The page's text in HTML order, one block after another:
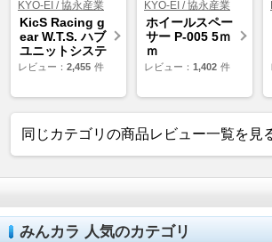
KYO-EI / 協永産業
KicS Racing g
ear W.T.S. ハブ
ユニットシステ
ム
レビュー： 2,455 件
KYO-EI / 協永産業
ホイールスペー
サー P-005 5ｍ
ｍ
レビュー： 1,402 件
同じカテゴリの商品レビュー一覧を見
みんカラ 人気のカテゴリ